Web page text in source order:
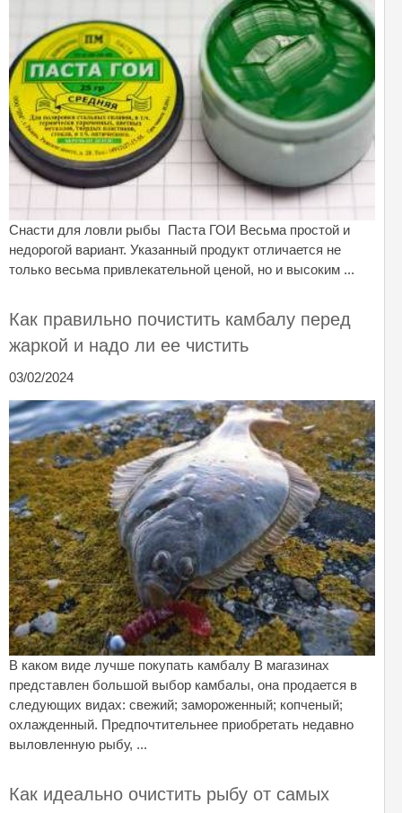
Снасти для ловли рыбы Паста ГОИ Весьма простой и
недорогой вариант. Указанный продукт отличается не
только весьма привлекательной ценой, но и высоким ...
Как правильно почистить камбалу перед
жаркой и надо ли ее чистить
03/02/2024
В каком виде лучше покупать камбалу В магазинах
представлен большой выбор камбалы, она продается в
следующих видах: свежий; замороженный; копченый;
охлажденный. Предпочтительнее приобретать недавно
выловленную рыбу, ...
Как идеально очистить рыбу от самых